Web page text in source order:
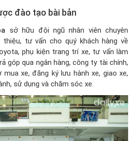
đào tạo bài bản
sở hữu đội ngũ nhân viên chuyên
tư vấn cho quý khách hàng về
phụ kiện trang trí xe, tư vấn làm
góp qua ngân hàng, công ty tài chính,
xe, đăng ký lưu hành xe, giao xe,
sử dụng và chăm sóc xe.